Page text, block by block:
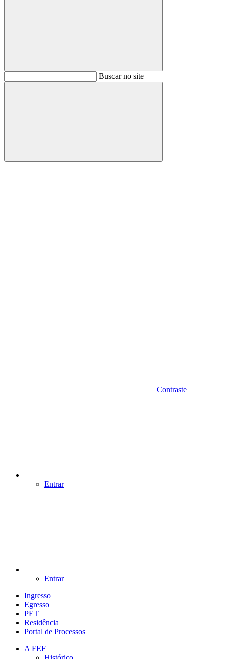
BuscarBuscar no site
Buscar
Contraste
Entrar
Entrar
Ingresso
Egresso
PET
Residência
Portal de Processos
A FEF